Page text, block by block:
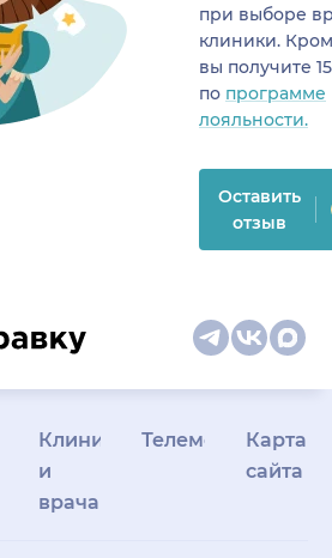
при выборе
клиники.
вы получите
по программе
лояльности.
Оставить
отзыв
Клиникам
и
врачам
Телемедицина
Карта
сайта